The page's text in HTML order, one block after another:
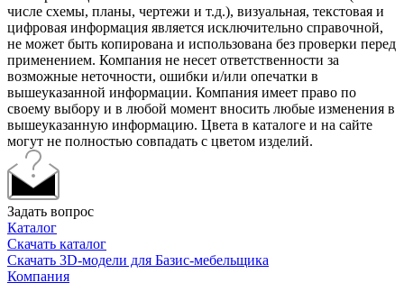
числе схемы, планы, чертежи и т.д.), визуальная, текстовая и
цифровая информация является исключительно справочной,
не может быть копирована и использована без проверки перед
применением. Компания не несет ответственности за
возможные неточности, ошибки и/или опечатки в
вышеуказанной информации. Компания имеет право по
своему выбору и в любой момент вносить любые изменения в
вышеуказанную информацию. Цвета в каталоге и на сайте
могут не полностью совпадать с цветом изделий.
Задать вопрос
Каталог
Скачать каталог
Скачать 3D-модели для Базис-мебельщика
Компания